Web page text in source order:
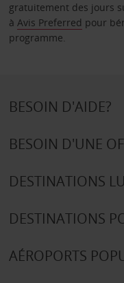
gratuitement des jours
à Avis Preferred pour
programme.
BESOIN D'AIDE?
BESOIN D'UNE
DESTINATIONS
DESTINATIONS
AÉROPORTS